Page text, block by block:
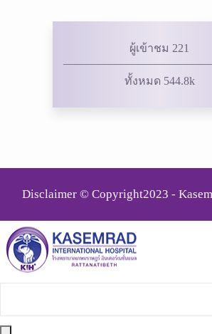
ผู้เข้าชม 221
ทั้งหมด 544.8k
Disclaimer © Copyright2023 -
Rattanatibeth